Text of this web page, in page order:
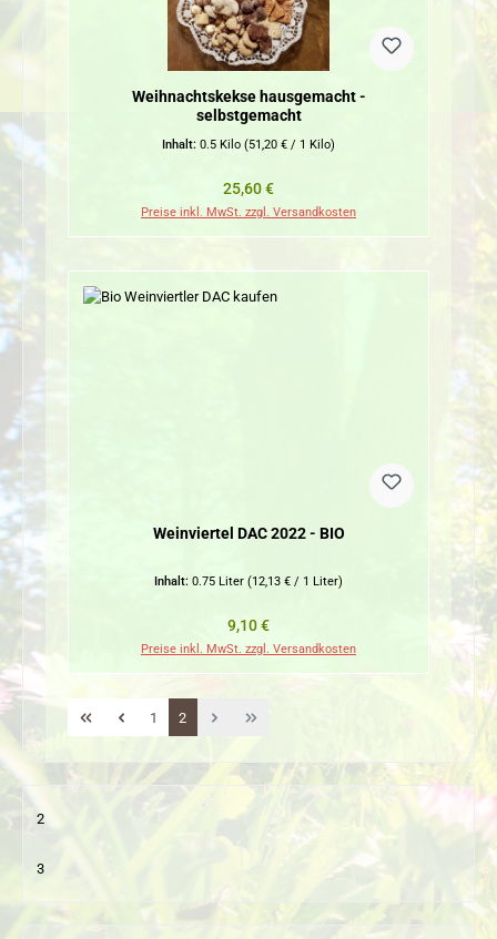
Weihnachtskekse hausgemacht -
selbstgemacht
Inhalt: 0.5 Kilo (51,20 € / 1 Kilo)
Regulärer Preis:
25,60 €
Preise inkl. MwSt. zzgl. Versandkosten
Weinviertel DAC 2022 - BIO
Inhalt: 0.75 Liter (12,13 € / 1 Liter)
Regulärer Preis:
9,10 €
Preise inkl. MwSt. zzgl. Versandkosten
Seite
1 Seite
2
2
3